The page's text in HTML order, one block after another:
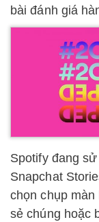
bài đánh giá
Spotify đang
Snapchat
chọn chụp
sẻ chúng hoặc